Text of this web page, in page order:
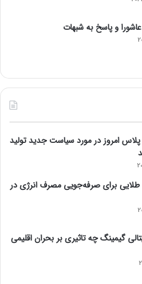
و پاسخ به شبهات
پلاس امروز در مورد سیاست جدید تولید
طلایی برای صرفه‌جویی مصرف انرژی در
گیمینگ چه تاثیری بر بحران اقلیمی